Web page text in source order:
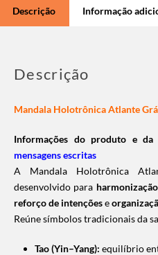
Descrição Informação
Descrição
Mandala Holotrônica Atlante
Informações do produto e da
mensagens escritas
A Mandala Holotrônica
desenvolvido para
reforço de intençõese
Reúne símbolos tradicionais da
Tao (Yin–Yang): equilíbrio